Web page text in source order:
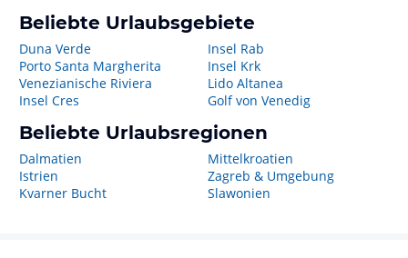
Beliebte Urlaubsgebiete
Duna Verde
Porto Santa Margherita
Venezianische Riviera
Insel Cres
Insel Rab
Insel Krk
Lido Altanea
Golf von Venedig
Beliebte Urlaubsregionen
Dalmatien
Istrien
Kvarner Bucht
Mittelkroatien
Zagreb & Umgebung
Slawonien